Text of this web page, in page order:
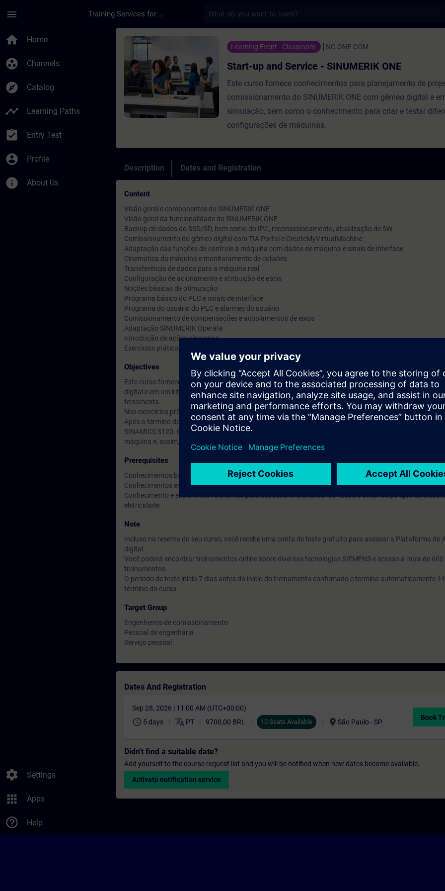
menu Training Services for Digital Industries
home Home
group_work Channels
explore Catalog
timeline Learning Paths
assignment_turned_in Entry Test
account_circle Profile
info About Us
settings Settings
apps Apps
help_outline Help
Course - Start-up and Service - SINUMERIK ONE - Training -
Learning Event - Classroom NC-ONE-COM
Start-up and Service - SINUMERIK ONE
Este curso fornece conhecimentos para planejamento de
comissionamento do SINUMERIK ONE com gêmeo digital e
simulação, bem como o conhecimento para criar e testar
configurações de máquinas.
Description Dates and Registration
Content
Visão geral e componentes do SINUMERIK ONE
Visão geral da funcionalidade do SINUMERIK ONE
Backup de dados do SSD/SD, bem como do IPC, recomissionamento, atualização de SW
Comissionamento do gêmeo digital com TIA Portal e CreateMyVirtualMachine
Adaptação das funções de controle à máquina com dados de máquina e sinais de interface
Cinemática da máquina e monitoramento de colisões
Transferência de dados para a máquina real
Configuração de acionamento e atribuição de eixos
Noções básicas de otimização
Programa básico do PLC e sinais de interface
Programa do usuário do PLC e alarmes do usuário
Comissionamento de compensações e acoplamentos de eixos
Adaptação SINUMERIK Operate
Introdução de ações síncronas
Exercícios práticos de comissionamento no PC (digital twin) e em um kit de treinamento SINUMERIK
Objectives
Este curso fornece conhecimentos para planejamento de projeto e comissionamento do SINUMERIK ONE
digital e em um kit de simulação, bem como o conhecimento para criar e testar diferentes configurações
ferramenta.
Nos exercícios práticos, você treina o comissionamento em kits de treinamento.
Após o término do curso, você dominará o comissionamento do sistema de controle SINUMERIK ONE
SINAMICS S120. Conhecendo as várias funções do controlador, você pode adaptar o controle de maneira
máquina e, assim, maximizar a produtividade de sua máquina.
Prerequisites
Conhecimentos básicos de programação CNC.
Conhecimentos em TIA Portal equivalentes ao curso TIA-SYSUP.
Conhecimento e experiência relevantes para capacitá-lo a analisar os riscos e evitar os perigos de
eletricidade.
Note
Incluso na reserva do seu curso, você recebe uma conta de teste gratuito para acessar a Plataforma de
digital.
Você poderá encontrar treinamentos online sobre diversas tecnologias SIEMENS e acesso a mais de
treinamentos.
O período de teste inicia 7 dias antes do inicio do treinamento confirmado e termina automaticamente
término do curso.
Target Group
Engenheiros de comissionamento
Pessoal de engenharia
Serviço pessoal
Dates And Registration
Sep 28, 2026 | 11:00 AM (UTC+00:00)
schedule 5 days translate PT 9700,00 BRL 10 Seats Available location_on São Paulo - SP
Book
Didn't find a suitable date?
Add yourself to the course request list and you will be notified when new dates become available.
Activate notification service